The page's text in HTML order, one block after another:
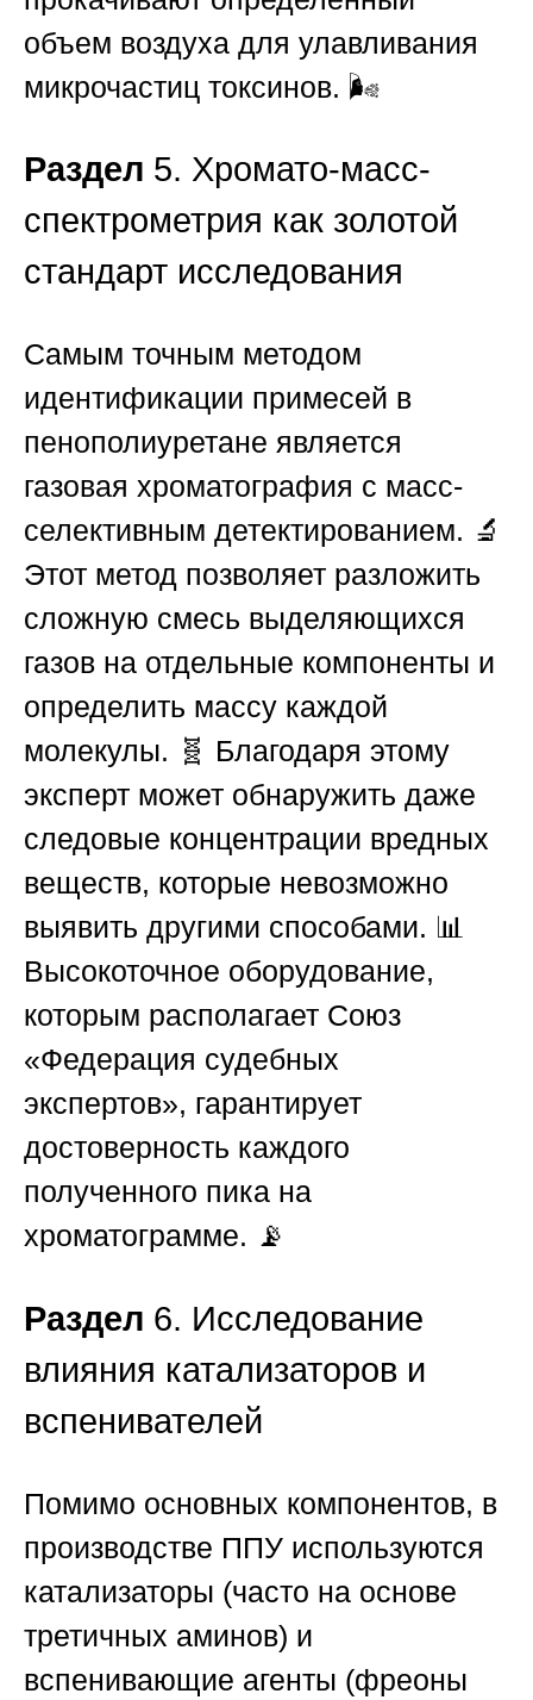
объем воздуха для улавливания
микрочастиц токсинов. 🌬️
Раздел 5. Хромато-масс-
спектрометрия как золотой
стандарт исследования
Самым точным методом
идентификации примесей в
пенополиуретане является
газовая хроматография с масс-
селективным детектированием. 🔬
Этот метод позволяет разложить
сложную смесь выделяющихся
газов на отдельные компоненты и
определить массу каждой
молекулы. 🧬 Благодаря этому
эксперт может обнаружить даже
следовые концентрации вредных
веществ, которые невозможно
выявить другими способами. 📊
Высокоточное оборудование,
которым располагает Союз
«Федерация судебных
экспертов», гарантирует
достоверность каждого
полученного пика на
хроматограмме. 📡
Раздел 6. Исследование
влияния катализаторов и
вспенивателей
Помимо основных компонентов, в
производстве ППУ используются
катализаторы (часто на основе
третичных аминов) и
вспенивающие агенты (фреоны